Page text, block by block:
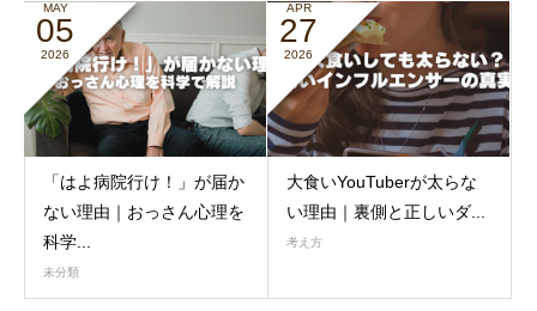
MAY
05
2026
「はよ病院行け！」が届か
ない理由｜おっさん心理を
科学...
未分類
APR
27
2026
大食いYouTuberが太らな
い理由｜裏側と正しいダ...
考え方